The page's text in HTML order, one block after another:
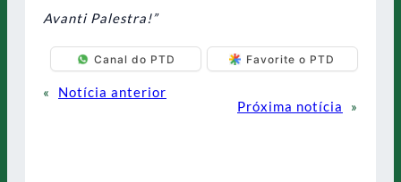
Avanti Palestra!”
Canal do PTD Favorite o PTD
«
Notícia anterior
Próxima notícia
»